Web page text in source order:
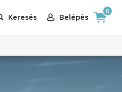
Keresés Belépés
0